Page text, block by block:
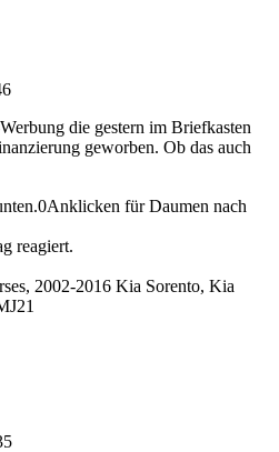
die gestern im Briefkasten
geworben. Ob das auch
0Anklicken für Daumen nach
reagiert.
2002-2016 Kia Sorento, Kia